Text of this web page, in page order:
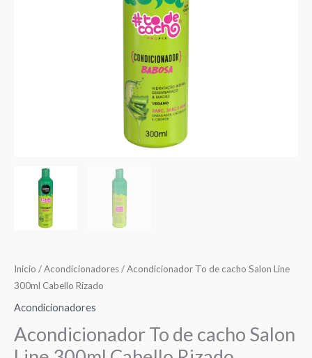
Inicio /Acondicionadores/ Acondicionador To de cacho Salon Line
300ml Cabello Rizado
Acondicionadores
Acondicionador To de cacho Salon